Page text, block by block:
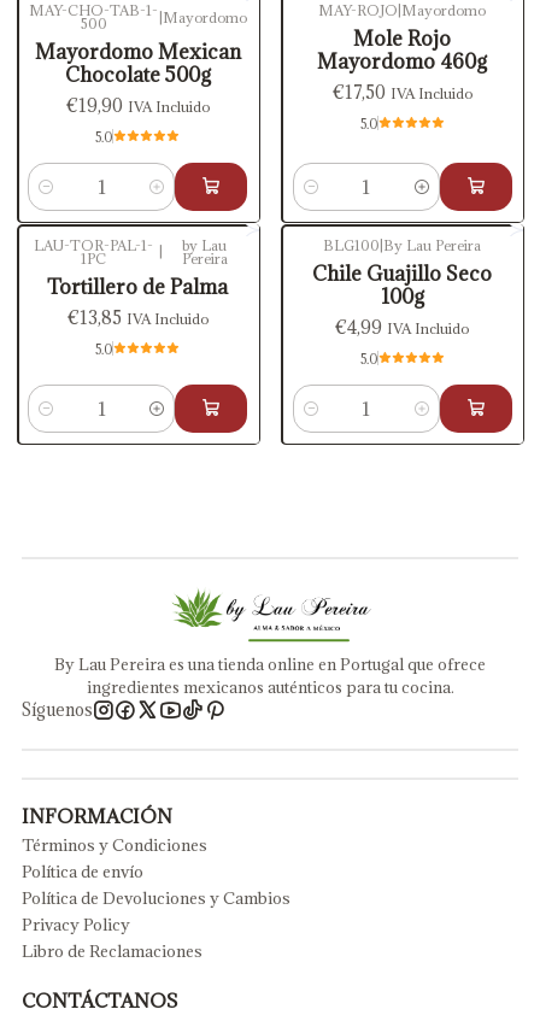
MAY-CHO-TAB-1-
500 |Mayordomo
Mayordomo Mexican
Chocolate 500g
€19,90 IVA Incluido
5.0
Cantidad
MAY-ROJO Mayordomo
Mole Rojo
Mayordomo 460g
€17,50 IVA Incluido
5.0
Cantidad
LAU-TOR-PAL-1-
1PC
by Lau
Pereira
Tortillero de Palma
€13,85 IVA Incluido
5.0
Cantidad
BLG100 By Lau Pereira
Chile Guajillo Seco
100g
€4,99 IVA Incluido
5.0
Cantidad
By Lau Pereira es una tienda online en Portugal que ofrece
ingredientes mexicanos auténticos para tu cocina.
Síguenos
INFORMACIÓN
Términos y Condiciones
Política de envío
Política de Devoluciones y Cambios
Privacy Policy
Libro de Reclamaciones
CONTÁCTANOS